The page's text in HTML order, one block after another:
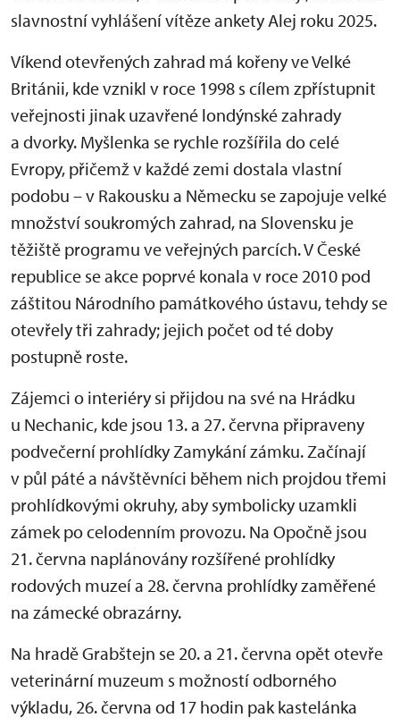
slavnostní vyhlášení vítěze ankety Alej roku 2025.
Víkend otevřených zahrad má kořeny ve Velké
Británii, kde vznikl v roce 1998 s cílem zpřístupnit
veřejnosti jinak uzavřené londýnské zahrady
a dvorky. Myšlenka se rychle rozšířila do celé
Evropy, přičemž v každé zemi dostala vlastní
podobu – v Rakousku a Německu se zapojuje velké
množství soukromých zahrad, na Slovensku je
těžiště programu ve veřejných parcích. V České
republice se akce poprvé konala v roce 2010 pod
záštitou Národního památkového ústavu, tehdy se
otevřely tři zahrady; jejich počet od té doby
postupně roste.
Zájemci o interiéry si přijdou na své na Hrádku
u Nechanic, kde jsou 13. a 27. června připraveny
podvečerní prohlídky Zamykání zámku. Začínají
v půl páté a návštěvníci během nich projdou třemi
prohlídkovými okruhy, aby symbolicky uzamkli
zámek po celodenním provozu. Na Opočně jsou
21. června naplánovány rozšířené prohlídky
rodových muzeí a 28. června prohlídky zaměřené
na zámecké obrazárny.
Na hradě Grabštejn se 20. a 21. června opět otevře
veterinární muzeum s možností odborného
výkladu, 26. června od 17 hodin pak kastelánka